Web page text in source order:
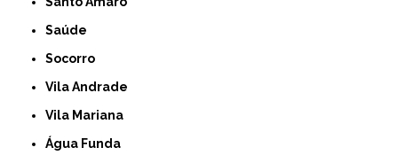
Saúde
Socorro
Vila Andrade
Vila Mariana
Água Funda